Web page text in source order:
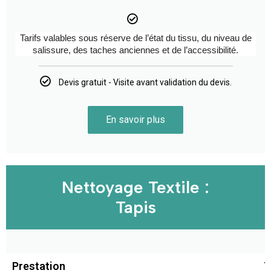
Tarifs valables sous réserve de l’état du tissu, du niveau de
salissure, des taches anciennes et de l’accessibilité.
Devis gratuit - Visite avant validation du devis.
En savoir plus
Nettoyage Textile :
Tapis
Prestation